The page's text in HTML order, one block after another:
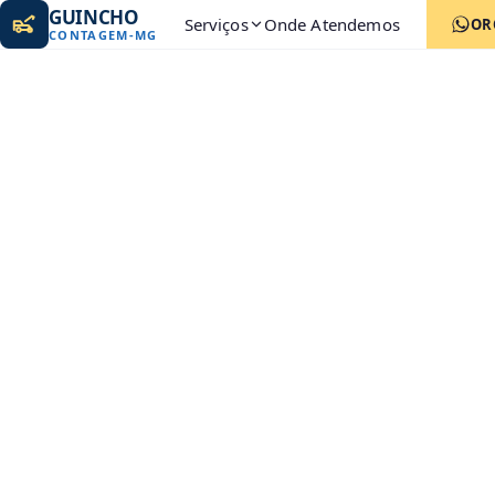
GUINCHO
CONTAGEM-MG Serviços Onde Atendemos